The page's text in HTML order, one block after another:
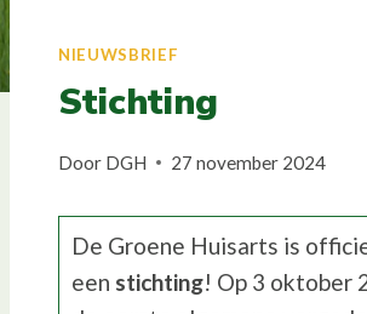
NIEUWSBRIEF
Stichting
Door DGH 27 november 2024
De Groene Huisarts is
een stichting! Op 3 oktober